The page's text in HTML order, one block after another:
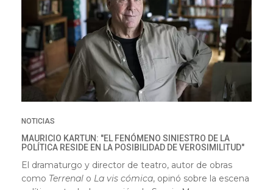
NOTICIAS
MAURICIO KARTUN: "EL FENÓMENO SINIESTRO DE LA
POLÍTICA RESIDE EN LA POSIBILIDAD DE VEROSIMILITUD"
El dramaturgo y director de teatro, autor de obras
como Terrenal o La vis cómica, opinó sobre la escena